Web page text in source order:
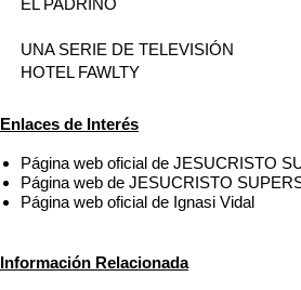
UNA SERIE DE TELEVISIÓN
HOTEL FAWLTY
Enlaces de Interés
Página web oficial de JESUCRISTO
Página web de JESUCRISTO
Página web oficial de Ignasi Vidal
Información Relacionada